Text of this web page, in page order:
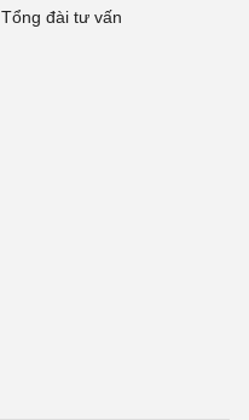
Tổng đài tư vấn